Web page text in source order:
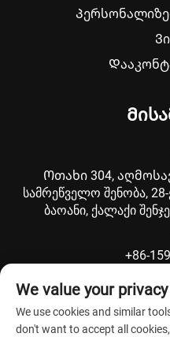
Ოთახი 304,
სამრეწველო შენობა,
ბაოანი, ქალაქი
+86-
[email
We value your privacy
We use cookies and similar
don't want to accept all